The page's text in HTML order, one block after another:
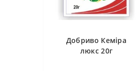
Добриво Кеміра
люкс 20г